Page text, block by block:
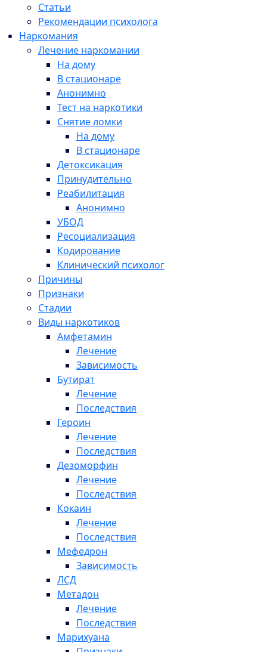
Статьи
Рекомендации психолога
Наркомания
Лечение наркомании
На дому
В стационаре
Анонимно
Тест на наркотики
Снятие ломки
На дому
В стационаре
Детоксикация
Принудительно
Реабилитация
Анонимно
УБОД
Ресоциализация
Кодирование
Клинический психолог
Причины
Признаки
Стадии
Виды наркотиков
Амфетамин
Лечение
Зависимость
Бутират
Лечение
Последствия
Героин
Лечение
Последствия
Дезоморфин
Лечение
Последствия
Кокаин
Лечение
Последствия
Мефедрон
Зависимость
ЛСД
Метадон
Лечение
Последствия
Марихуана